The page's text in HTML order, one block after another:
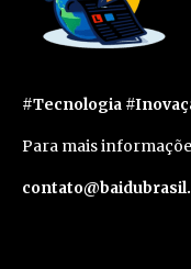
#Tecnologia
Para mais